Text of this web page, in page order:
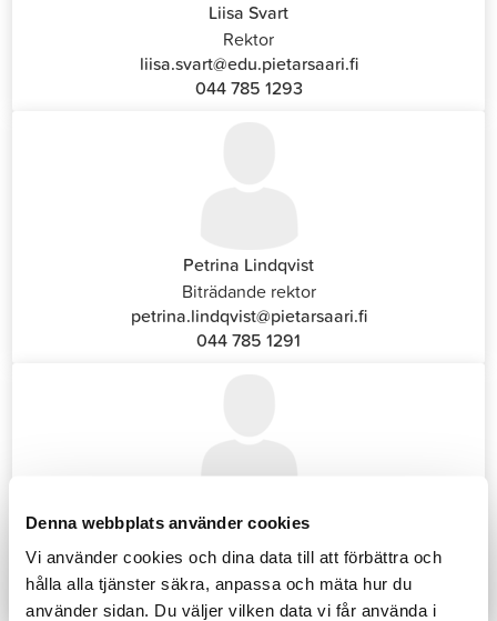
Denna webbplats använder cookies
Vi använder cookies och dina data till att förbättra och
hålla alla tjänster säkra, anpassa och mäta hur du
använder sidan. Du väljer vilken data vi får använda i
Liisa Svart
Rektor
liisa.svart@edu.pietarsaari.fi
044 785 1293
Petrina Lindqvist
Biträdande rektor
petrina.lindqvist@pietarsaari.fi
044 785 1291
Katrin Nylund
katrin.nylund@jakobstad.fi
044 785 1988